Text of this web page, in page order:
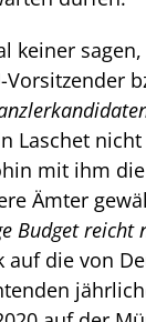
keiner
Laschet
mit ihm die
Ämter
Budget reicht
auf die von